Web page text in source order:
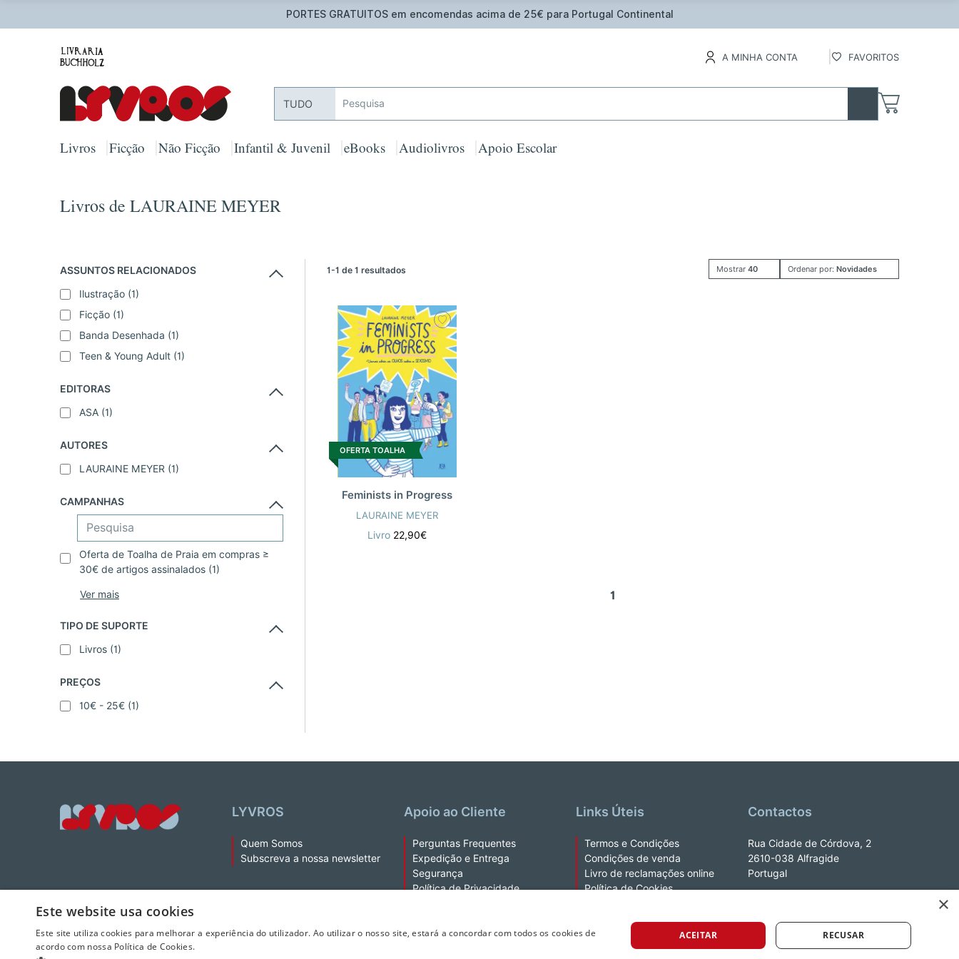
PORTES GRATUITOS em encomendas acima de 25€ para Portugal Continental
A MINHA CONTA FAVORITOS
TUDO
Livros Ficção Não Ficção Infantil & Juvenil eBooks Audiolivros Apoio Escolar
Livros de LAURAINE MEYER
ASSUNTOS RELACIONADOS
Ilustração (1)
Ficção (1)
Banda Desenhada (1)
Teen & Young Adult (1)
EDITORAS
ASA (1)
AUTORES
LAURAINE MEYER (1)
CAMPANHAS
Oferta de Toalha de Praia em compras ≥
30€ de artigos assinalados (1)
TIPO DE SUPORTE
Livros (1)
PREÇOS
10€ - 25€ (1)
1-1 de 1 resultados Mostrar 40 Ordenar por: Novidades
OFERTA TOALHA
Feminists in Progress
LAURAINE MEYER
Livro 22,90€
1
LYVROS
Quem Somos
Subscreva a nossa newsletter
Apoio ao Cliente
Perguntas Frequentes
Expedição e Entrega
Segurança
Política de Privacidade
Links Úteis
Termos e Condições
Condições de venda
Livro de reclamações online
Política de Cookies
Contactos
Rua Cidade de Córdova, 2
2610-038 Alfragide
Portugal
© 2026 LeYa, S.A. Todos os direitos reservados. Não é permitida a extração de texto e de dados.
×
Este website usa cookies
Este site utiliza cookies para melhorar a experiência do utilizador. Ao utilizar o nosso site, estará a concordar com todos os cookies de
acordo com nossa Política de Cookies.
ACEITAR RECUSAR